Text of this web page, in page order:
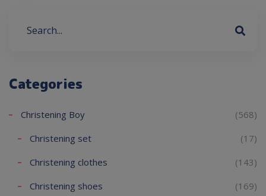
Categories
Christening Boy
(568)
Christening set
(17)
Christening clothes
(143)
Christening shoes
(169)